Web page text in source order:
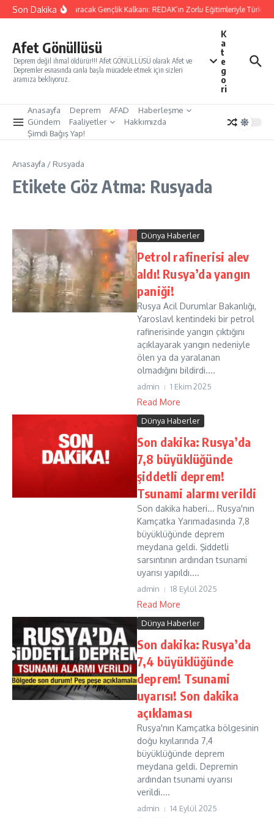
İçeriğe atla
Son Dakika
Yarınları Kurtaracak Gençlik Kalkanı: REDAK’ın Zorlu Eğitimleriyle
Afet Gönüllüsü
Deprem değil ihmal öldürür!!! Afet GÖNÜLLÜSÜ olarak Afet ve
Depremler esnasında canla başla mücadele etmek için sizleri
aramıza bekliyoruz.
K
a
t
e
g
o
ri
Anasayfa Deprem AFAD
Haberleşme
Gündem
Faaliyetler
Hakkımızda
Şimdi Bağış Yap!
Anasayfa / Rusyada
Etikete Göz Atma: Rusyada
Dünya Haberler
Petrol rafinerisi alev
aldı! Rusya’da yangın
paniği!
Rusya Acil Durumlar Bakanlığı,
Yaroslavl kentindeki bir petrol
rafinerisinde yangın çıktığını
açıklayarak yangın nedeniyle
ölen ya da yaralanan
olmadığını bildirdi....
admin 1 Ekim 2025
Read More
Dünya Haberler
Son dakika: Rusya’da
7,8 büyüklüğünde
şiddetli deprem!
Tsunami alarmı verildi
Son dakika haberi... Rusya'nın
Kamçatka Yarımadasında 7,8
büyüklüğünde deprem
meydana geldi. Şiddetli
sarsıntının ardından tsunami
uyarısı yapıldı....
admin 18 Eylül 2025
Read More
Dünya Haberler
Son dakika: Rusya’da
7,4 büyüklüğünde
deprem! Tsunami
uyarısı! Son dakika
açıklaması
Rusya'nın Kamçatka bölgesinin
doğu kıyılarında 7,4
büyüklüğünde deprem
meydana geldi. Depremin
ardından tsunami uyarısı
verildi....
admin 14 Eylül 2025